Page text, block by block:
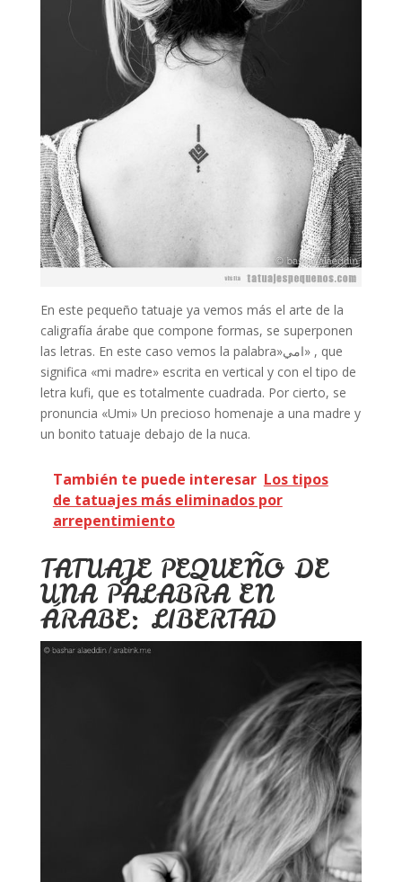
En este pequeño tatuaje ya vemos más el arte de la
caligrafía árabe que compone formas, se superponen
las letras. En este caso vemos la palabra»امي» , que
significa «mi madre» escrita en vertical y con el tipo de
letra kufi, que es totalmente cuadrada. Por cierto, se
pronuncia «Umi» Un precioso homenaje a una madre y
un bonito tatuaje debajo de la nuca.
También te puede interesar Los tipos
de tatuajes más eliminados por
arrepentimiento
TATUAJE PEQUEÑO DE
UNA PALABRA EN
ÁRABE: LIBERTAD